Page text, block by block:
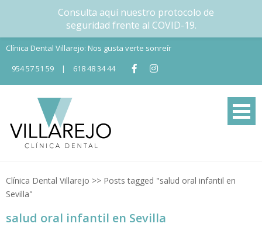
Skip
content
Clínica Dental Villarejo: Nos gusta verte sonreír
954 57 51 59
| 618 48 34 44
Clínica Dental Villarejo >> Posts tagged "salud oral infantil en
Sevilla"
salud oral infantil en Sevilla
Consulta aquí nuestro protocolo de
seguridad frente al COVID-19.